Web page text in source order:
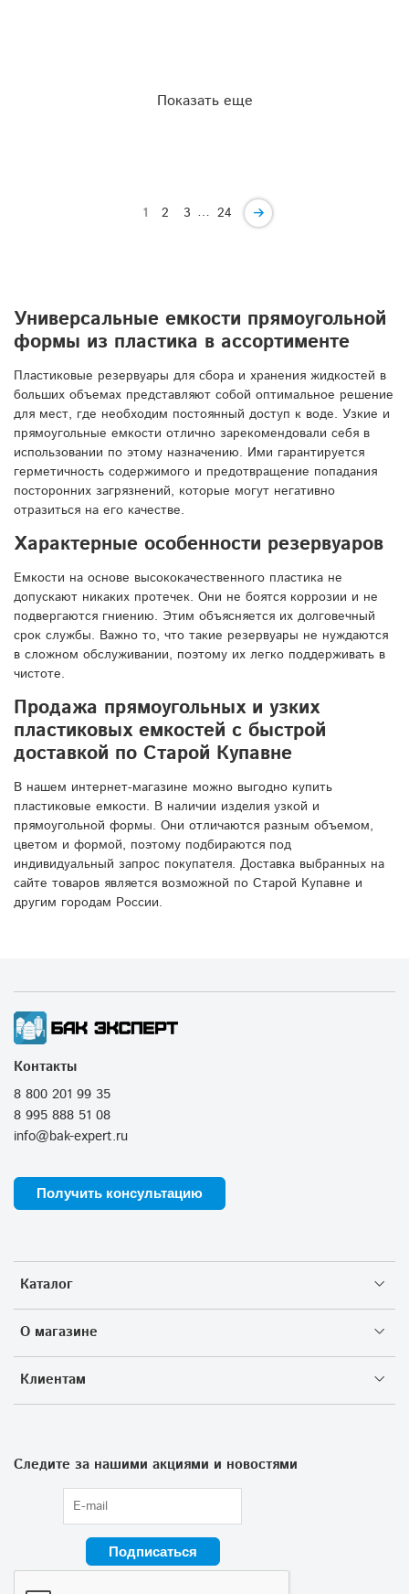
Показать еще
1 2 3 … 24
Универсальные емкости прямоугольной
формы из пластика в ассортименте
Пластиковые резервуары для сбора и хранения жидкостей в
больших объемах представляют собой оптимальное решение
для мест, где необходим постоянный доступ к воде. Узкие и
прямоугольные емкости отлично зарекомендовали себя в
использовании по этому назначению. Ими гарантируется
герметичность содержимого и предотвращение попадания
посторонних загрязнений, которые могут негативно
отразиться на его качестве.
Характерные особенности резервуаров
Емкости на основе высококачественного пластика не
допускают никаких протечек. Они не боятся коррозии и не
подвергаются гниению. Этим объясняется их долговечный
срок службы. Важно то, что такие резервуары не нуждаются
в сложном обслуживании, поэтому их легко поддерживать в
чистоте.
Продажа прямоугольных и узких
пластиковых емкостей с быстрой
доставкой по Старой Купавне
В нашем интернет-магазине можно выгодно купить
пластиковые емкости. В наличии изделия узкой и
прямоугольной формы. Они отличаются разным объемом,
цветом и формой, поэтому подбираются под
индивидуальный запрос покупателя. Доставка выбранных на
сайте товаров является возможной по Старой Купавне и
другим городам России.
Каталог
О магазине
Клиентам
Контакты
8 800 201 99 35
8 995 888 51 08
info@bak-expert.ru
Получить консультацию
Следите за нашими акциями и новостями
Подписаться